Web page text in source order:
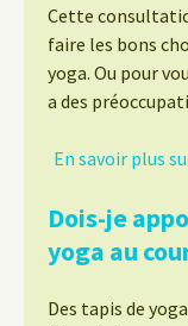
Cette
faire les bons
yoga. Ou pour
a des
En savoir plus
Dois-je
yoga au
Des tapis de